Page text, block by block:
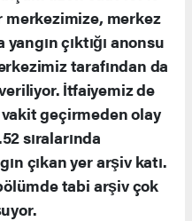
merkezimize, merkez
çıktığı anonsu
tarafından da
İtfaiyemiz de
geçirmeden olay
sıralarında
çıkan yer arşiv katı.
tabi arşiv çok